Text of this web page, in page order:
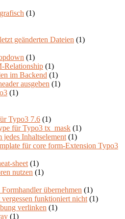
(1)
geänderten Dateien (1)
(1)
Relationship (1)
im Backend (1)
ausgeben (1)
(1)
Typo3 7.6 (1)
für Typo3 tx_mask (1)
jedes Inhaltselement (1)
für core form-Extension Typo3
sheet (1)
nutzen (1)
übernehmen (1)
funktioniert nicht (1)
verlinken (1)
(1)